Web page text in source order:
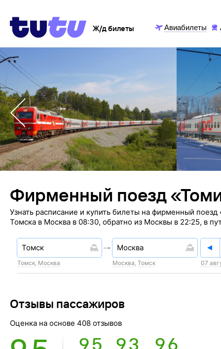
Ж/д билеты Авиабилеты
Фирменный поезд
Узнать расписание и купить билеты на фирменный поезд
Томска в Москва в 08:30, обратно из Москвы в 22:25, в
Томск, Москва Москва,Томск 07
Отзывы пассажиров
Оценка на основе 408 отзывов
9,5 9,3 9,6